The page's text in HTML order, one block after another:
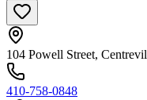
104 Powell Street,
410-758-0848